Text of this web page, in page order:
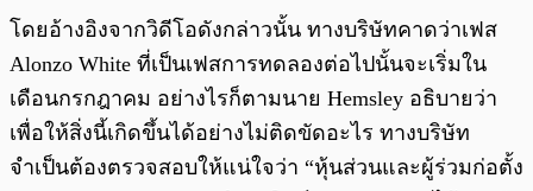
โดยอ้างอิงจากวิดีโอดังกล่าวนั้น ทางบริษัทคาดว่าเฟส
Alonzo White ที่เป็นเฟสการทดลองต่อไปนั้นจะเริ่มใน
เดือนกรกฎาคม อย่างไรก็ตามนาย Hemsley อธิบายว่า
เพื่อให้สิ่งนี้เกิดขึ้นได้อย่างไม่ติดขัดอะไร ทางบริษัท
จำเป็นต้องตรวจสอบให้แน่ใจว่า “หุ้นส่วนและผู้ร่วมก่อตั้ง